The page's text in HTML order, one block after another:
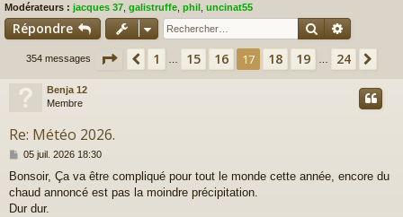
s
Modérateurs : jacques 37 galistruffe phil uncinat55
Répondre Rechercher
354 messages Page 17 sur24
Précédent
1 15 16 17 18 19 24
Benja 12
Membre
Re: Météo 2026.
M
s
s
a
05 juil. 2026 18:30
Bonsoir, Ça va être compliqué pour tout le monde cette année, encore du
chaud annoncé est pas la moindre précipitation.
Dur dur.